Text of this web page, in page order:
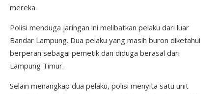
mereka.
Polisi menduga jaringan ini melibatkan pelaku dari luar
Bandar Lampung. Dua pelaku yang masih buron diketahui
berperan sebagai pemetik dan diduga berasal dari
Lampung Timur.
Selain menangkap dua pelaku, polisi menyita satu unit